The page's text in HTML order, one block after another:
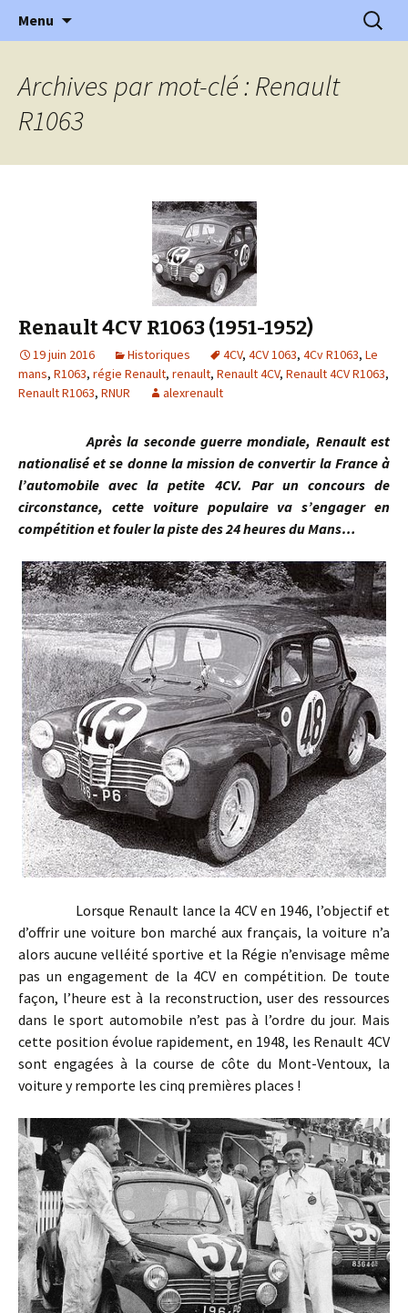
l'Automobile Ancienne
l'automobile ancienne : articles, historiques
…
Menu
Archives par mot-clé : Renault
R1063
Renault 4CV R1063 (1951-1952)
19 juin 2016 Historiques 4CV, 4CV 1063, 4Cv R1063, Le
mans, R1063, régie Renault, renault, Renault 4CV, Renault 4CV R1063,
Renault R1063, RNUR alexrenault
Après la seconde guerre mondiale, Renault est
nationalisé et se donne la mission de convertir la France à
l’automobile avec la petite 4CV. Par un concours de
circonstance, cette voiture populaire va s’engager en
compétition et fouler la piste des 24 heures du Mans…
Lorsque Renault lance la 4CV en 1946, l’objectif et
d’offrir une voiture bon marché aux français, la voiture n’a
alors aucune velléité sportive et la Régie n’envisage même
pas un engagement de la 4CV en compétition. De toute
façon, l’heure est à la reconstruction, user des ressources
dans le sport automobile n’est pas à l’ordre du jour. Mais
cette position évolue rapidement, en 1948, les Renault 4CV
sont engagées à la course de côte du Mont-Ventoux, la
voiture y remporte les cinq premières places !